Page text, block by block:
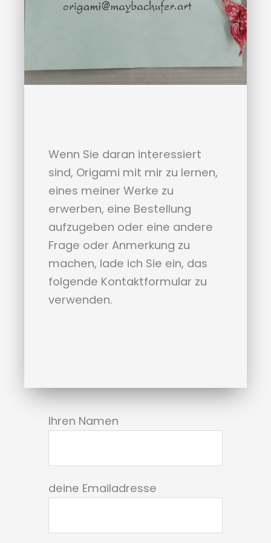
Wenn Sie daran interessiert
sind, Origami mit mir zu lernen,
eines meiner Werke zu
erwerben, eine Bestellung
aufzugeben oder eine andere
Frage oder Anmerkung zu
machen, lade ich Sie ein, das
folgende Kontaktformular zu
verwenden.
Ihren Namen
deine Emailadresse